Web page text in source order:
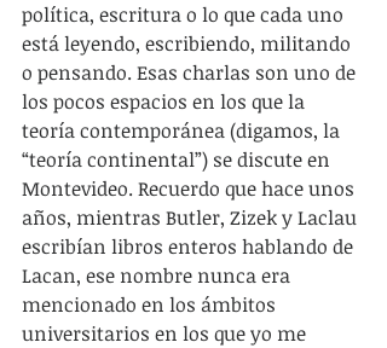
política, escritura o lo que cada uno
está leyendo, escribiendo, militando
o pensando. Esas charlas son uno de
los pocos espacios en los que la
teoría contemporánea (digamos, la
“teoría continental”) se discute en
Montevideo. Recuerdo que hace unos
años, mientras Butler, Zizek y Laclau
escribían libros enteros hablando de
Lacan, ese nombre nunca era
mencionado en los ámbitos
universitarios en los que yo me